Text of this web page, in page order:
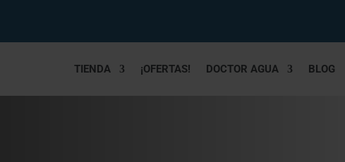
TIENDA ¡OFERTAS! DOCTOR AGUA BLOG